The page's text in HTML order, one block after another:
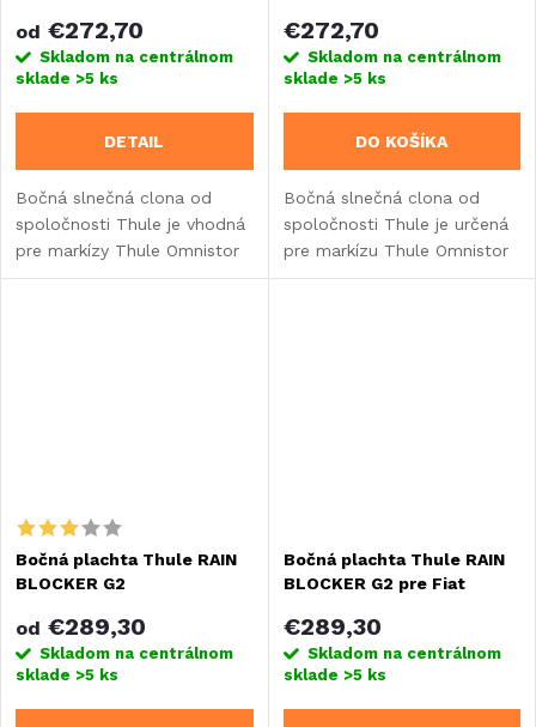
od €272,70
Skladom na centrálnom
sklade >5 ks
DETAIL
Bočná slnečná clona od
spoločnosti Thule je vhodná
pre markízy Thule Omnistor
4200, 5200, 6300, 8000,
€272,70
Skladom na centrálnom
sklade >5 ks
DO KOŠÍKA
Bočná slnečná clona od
spoločnosti Thule je určená
pre markízu Thule Omnistor
1200.
Bočná plachta Thule RAIN
BLOCKER G2
od €289,30
Skladom na centrálnom
sklade >5 ks
Bočná plachta Thule RAIN
BLOCKER G2 pre Fiat
€289,30
Skladom na centrálnom
sklade >5 ks